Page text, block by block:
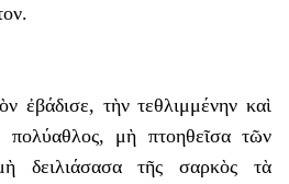
ἐβάδισε, τὴν τεθλιμμένην καὶ
μὴ πτοηθεῖσα τῶν
δειλιάσασα τῆς σαρκὸς τὰ